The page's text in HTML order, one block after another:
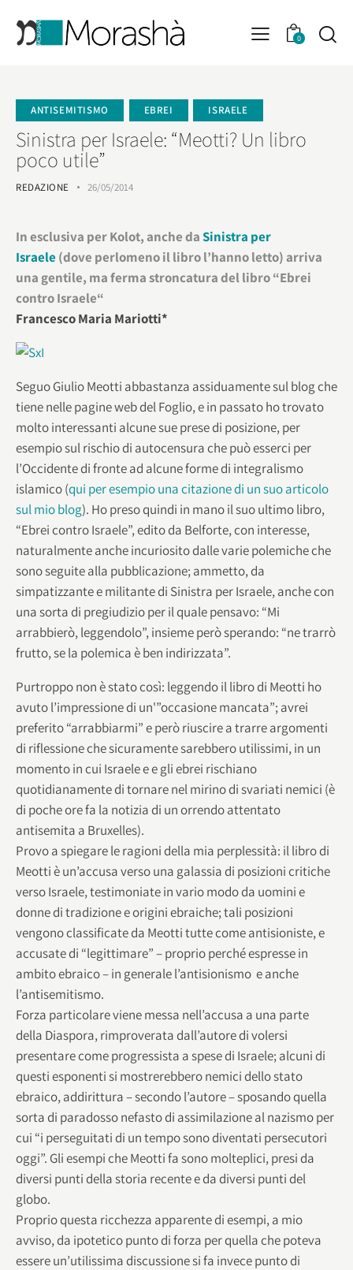
0
ANTISEMITISMO EBREI ISRAELE
Sinistra per Israele: “Meotti? Un libro
poco utile”
REDAZIONE 26/05/2014
In esclusiva per Kolot, anche daSinistra per
Israele(dove perlomeno il libro l’hanno letto) arriva
una gentile, ma ferma stroncatura del libro “Ebrei
contro Israele“
Francesco Maria Mariotti*
Seguo Giulio Meotti abbastanza assiduamente sul blog che
tiene nelle pagine web del Foglio, e in passato ho trovato
molto interessanti alcune sue prese di posizione, per
esempio sul rischio di autocensura che può esserci per
l’Occidente di fronte ad alcune forme di integralismo
islamico (qui per esempio una citazione di un suo articolo
sul mio blog). Ho preso quindi in mano il suo ultimo libro,
“Ebrei contro Israele”, edito da Belforte, con interesse,
naturalmente anche incuriosito dalle varie polemiche che
sono seguite alla pubblicazione; ammetto, da
simpatizzante e militante di Sinistra per Israele, anche con
una sorta di pregiudizio per il quale pensavo: “Mi
arrabbierò, leggendolo”, insieme però sperando: “ne trarrò
frutto, se la polemica è ben indirizzata”.
Purtroppo non è stato così: leggendo il libro di Meotti ho
avuto l’impressione di un'”occasione mancata”; avrei
preferito “arrabbiarmi” e però riuscire a trarre argomenti
di riflessione che sicuramente sarebbero utilissimi, in un
momento in cui Israele e e gli ebrei rischiano
quotidianamente di tornare nel mirino di svariati nemici (è
di poche ore fa la notizia di un orrendo attentato
antisemita a Bruxelles).
Provo a spiegare le ragioni della mia perplessità: il libro di
Meotti è un’accusa verso una galassia di posizioni critiche
verso Israele, testimoniate in vario modo da uomini e
donne di tradizione e origini ebraiche; tali posizioni
vengono classificate da Meotti tutte come antisioniste, e
accusate di “legittimare” – proprio perché espresse in
ambito ebraico – in generale l’antisionismo e anche
l’antisemitismo.
Forza particolare viene messa nell’accusa a una parte
della Diaspora, rimproverata dall’autore di volersi
presentare come progressista a spese di Israele; alcuni di
questi esponenti si mostrerebbero nemici dello stato
ebraico, addirittura – secondo l’autore – sposando quella
sorta di paradosso nefasto di assimilazione al nazismo per
cui “i perseguitati di un tempo sono diventati persecutori
oggi”. Gli esempi che Meotti fa sono molteplici, presi da
diversi punti della storia recente e da diversi punti del
globo.
Proprio questa ricchezza apparente di esempi, a mio
avviso, da ipotetico punto di forza per quella che poteva
essere un’utilissima discussione si fa invece punto di